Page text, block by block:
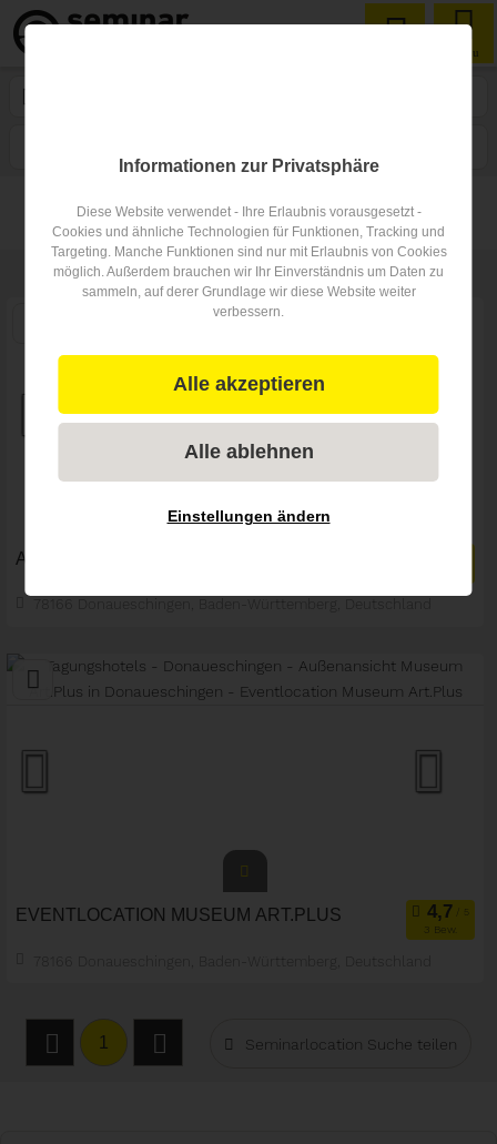
Menu
Suchradius:
Seminarlocationsin Donaueschingenund 0 in Umgebung
ALTE HOFBIBLIOTHEK
78166 Donaueschingen, Baden-Württemberg, Deutschland
Seminarteilnehmer
EVENTLOCATION MUSEUM ART.PLUS
3 Bew.
78166 Donaueschingen, Baden-Württemberg, Deutschland
1 Seminarlocation Suche teilen
Informationen zur Privatsphäre
Diese Website verwendet - Ihre Erlaubnis vorausgesetzt -
Cookies und ähnliche Technologien für Funktionen, Tracking und
Targeting. Manche Funktionen sind nur mit Erlaubnis von Cookies
möglich. Außerdem brauchen wir Ihr Einverständnis um Daten zu
sammeln, auf derer Grundlage wir diese Website weiter
verbessern.
Alle akzeptieren
Alle ablehnen
Einstellungen ändern